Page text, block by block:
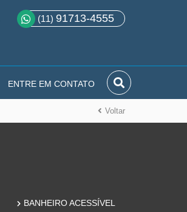
(11) 91713-4555
ENTRE EM CONTATO
Voltar
BANHEIRO ACESSÍVEL